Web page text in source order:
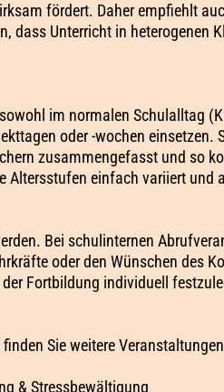
fördert. Daher empfiehlt
dass Unterricht in heterogenen
im normalen Schulalltag
oder -wochen einsetzen.
zusammengefasst und so
Altersstufen einfach variiert und
Bei schulinternen
oder den Wünschen des
Fortbildung individuell
Sie weitere
& Stressbewältigung